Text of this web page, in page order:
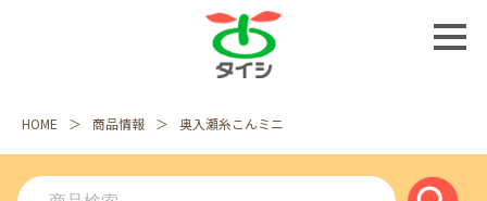
HOME 商品情報 奥入瀬糸こんミニ